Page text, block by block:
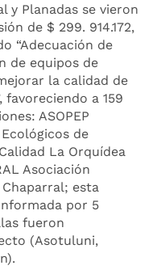
y Planadas se vieron
de $ 299. 914.172,
“Adecuación de
de equipos de
la calidad de
favoreciendo a 159
ASOPEP
de
La Orquídea
Asociación
esta
por 5
fueron
(Asotuluni,